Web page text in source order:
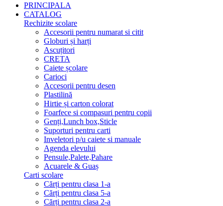
PRINCIPALA
CATALOG
Rechizite scolare
Accesorii pentru numarat si citit
Globuri și harți
Ascuțitori
CRETA
Caiete școlare
Carioci
Accesorii pentru desen
Plastilină
Hirtie și carton colorat
Foarfece si compasuri pentru copii
Genți,Lunch box,Sticle
Suporturi pentru carti
Inveletori p/u caiete si manuale
Agenda elevului
Pensule,Palete,Pahare
Acuarele & Guaș
Carti scolare
Cărți pentru clasa 1-a
Cărți pentru clasa 5-a
Cărți pentru clasa 2-a